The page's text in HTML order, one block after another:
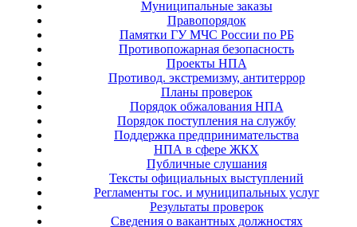
Муниципальные заказы
Правопорядок
Памятки ГУ МЧС России по РБ
Противопожарная безопасность
Проекты НПА
Противод. экстремизму, антитеррор
Планы проверок
Порядок обжалования НПА
Порядок поступления на службу
Поддержка предпринимательства
НПА в сфере ЖКХ
Публичные слушания
Тексты официальных выступлений
Регламенты гос. и муниципальных услуг
Результаты проверок
Сведения о вакантных должностях